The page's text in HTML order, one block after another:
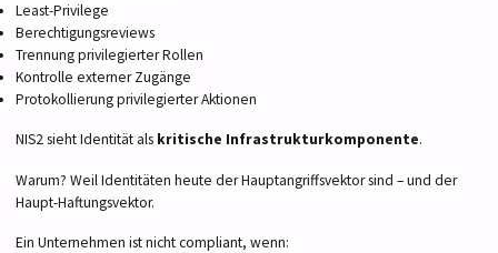
Least-Privilege
Berechtigungsreviews
Trennung privilegierter Rollen
Kontrolle externer Zugänge
Protokollierung privilegierter Aktionen
NIS2 sieht Identität als kritische Infrastrukturkomponente.
Warum? Weil Identitäten heute der Hauptangriffsvektor sind – und der
Haupt-Haftungsvektor.
Ein Unternehmen ist nicht compliant, wenn: